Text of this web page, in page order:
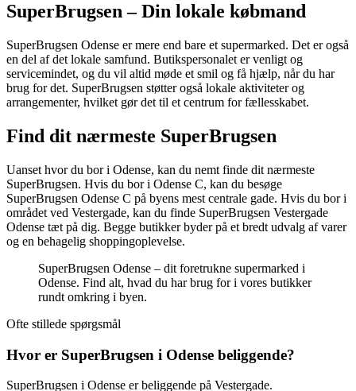
SuperBrugsen – Din lokale købmand
SuperBrugsen Odense er mere end bare et supermarked. Det er også
en del af det lokale samfund. Butikspersonalet er venligt og
servicemindet, og du vil altid møde et smil og få hjælp, når du har
brug for det. SuperBrugsen støtter også lokale aktiviteter og
arrangementer, hvilket gør det til et centrum for fællesskabet.
Find dit nærmeste SuperBrugsen
Uanset hvor du bor i Odense, kan du nemt finde dit nærmeste
SuperBrugsen. Hvis du bor i Odense C, kan du besøge
SuperBrugsen Odense C på byens mest centrale gade. Hvis du bor i
området ved Vestergade, kan du finde SuperBrugsen Vestergade
Odense tæt på dig. Begge butikker byder på et bredt udvalg af varer
og en behagelig shoppingoplevelse.
SuperBrugsen Odense – dit foretrukne supermarked i
Odense. Find alt, hvad du har brug for i vores butikker
rundt omkring i byen.
Ofte stillede spørgsmål
Hvor er SuperBrugsen i Odense beliggende?
SuperBrugsen i Odense er beliggende på Vestergade.